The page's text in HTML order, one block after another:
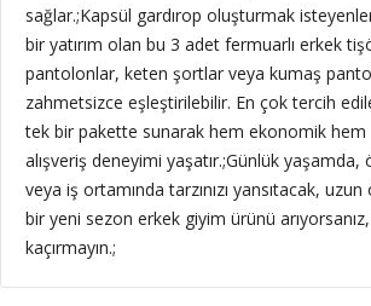
sağlar.;Kapsül gardırop oluşturmak
bir yatırım olan bu 3 adet fermuarlı erkek
pantolonlar, keten şortlar veya kumaş
zahmetsizce eşleştirilebilir. En çok tercih
tek bir pakette sunarak hem ekonomik hem
alışveriş deneyimi yaşatır.;Günlük
veya iş ortamında tarzınızı yansıtacak,
bir yeni sezon erkek giyim ürünü
kaçırmayın.;